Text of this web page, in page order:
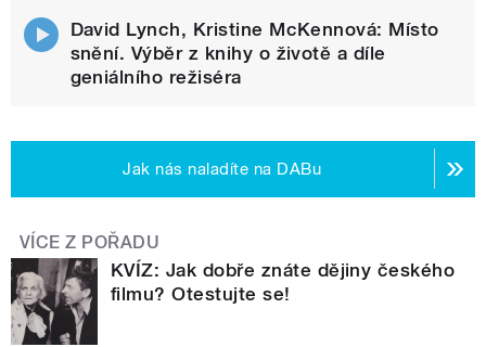
David Lynch, Kristine McKennová: Místo
snění. Výběr z knihy o životě a díle
geniálního režiséra
Jak nás naladíte na DABu
VÍCE Z POŘADU
KVÍZ: Jak dobře znáte dějiny českého
filmu? Otestujte se!